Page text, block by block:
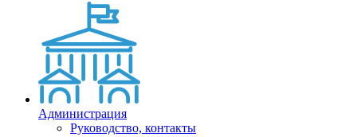
Администрация
Руководство, контакты